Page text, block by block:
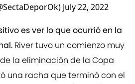
July 22, 2022
es ver lo que ocurrió en la
River tuvo un comienzo muy
la eliminación de la Copa
una racha que terminó con el